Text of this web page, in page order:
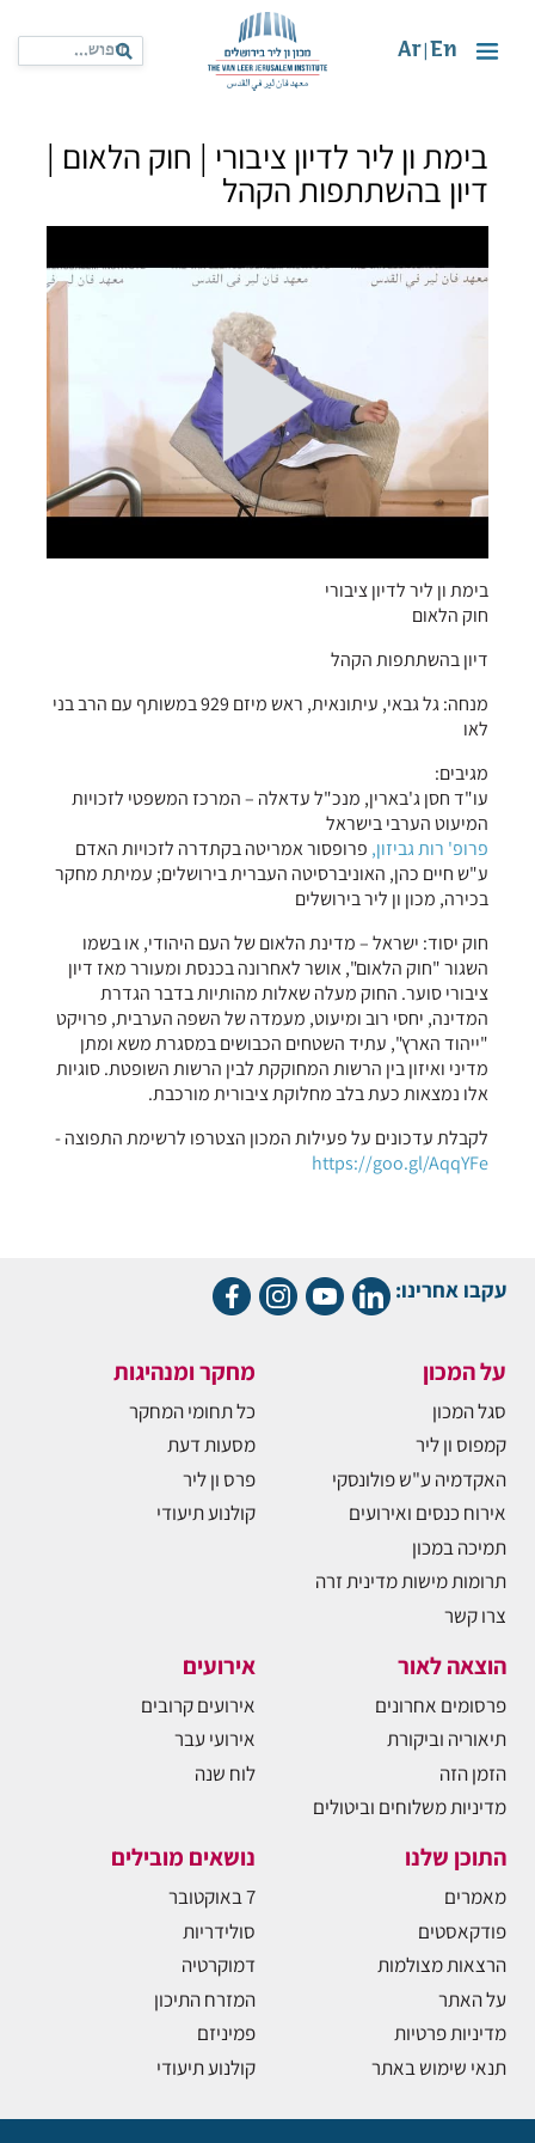
En
Ar
בימת ון ליר לדיון ציבורי | חוק הלאום |
דיון בהשתתפות הקהל
בימת ון ליר לדיון ציבורי
חוק הלאום
דיון בהשתתפות הקהל
מנחה: גל גבאי, עיתונאית, ראש מיזם 929 במשותף עם הרב בני
לאו
מגיבים:
עו"ד חסן ג'בארין, מנכ"ל עדאלה – המרכז המשפטי לזכויות
המיעוט הערבי בישראל
פרופ' רות גביזון, פרופסור אמריטה בקתדרה לזכויות האדם
ע"ש חיים כהן, האוניברסיטה העברית בירושלים; עמיתת מחקר
בכירה, מכון ון ליר בירושלים
חוק יסוד: ישראל – מדינת הלאום של העם היהודי, או בשמו
השגור "חוק הלאום", אושר לאחרונה בכנסת ומעורר מאז דיון
ציבורי סוער. החוק מעלה שאלות מהותיות בדבר הגדרת
המדינה, יחסי רוב ומיעוט, מעמדה של השפה הערבית, פרויקט
"ייהוד הארץ", עתיד השטחים הכבושים במסגרת משא ומתן
מדיני ואיזון בין הרשות המחוקקת לבין הרשות השופטת. סוגיות
אלו נמצאות כעת בלב מחלוקת ציבורית מורכבת.
לקבלת עדכונים על פעילות המכון הצטרפו לרשימת התפוצה -
https://goo.gl/AqqYFe
עקבו אחרינו:
על המכון
סגל המכון
קמפוס ון ליר
האקדמיה ע"ש פולונסקי
אירוח כנסים ואירועים
תמיכה במכון
תרומות מישות מדינית זרה
צרו קשר
מחקר ומנהיגות
כל תחומי המחקר
מסעות דעת
פרס ון ליר
קולנוע תיעודי
הוצאה לאור
פרסומים אחרונים
תיאוריה וביקורת
הזמן הזה
מדיניות משלוחים וביטולים
אירועים
אירועים קרובים
אירועי עבר
לוח שנה
התוכן שלנו
מאמרים
פודקאסטים
הרצאות מצולמות
על האתר
מדיניות פרטיות
תנאי שימוש באתר
נושאים מובילים
7 באוקטובר
סולידריות
דמוקרטיה
המזרח התיכון
פמיניזם
קולנוע תיעודי